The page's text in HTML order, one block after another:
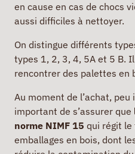
en cause en cas de chocs
aussi difficiles à nettoyer.
On distingue différents
types 1, 2, 3, 4, 5A et 5 B.
rencontrer des palettes en
Au moment de l’achat,
important de s’assurer que
norme NIMF 15 qui régit
emballages en bois, dont